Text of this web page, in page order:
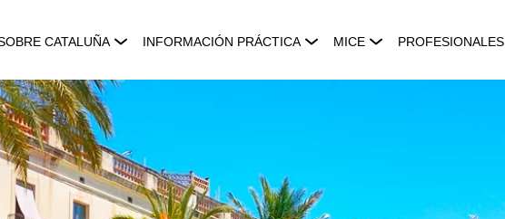
CATALUÑA INFORMACIÓN PRÁCTICA MICE PROFESIONALES